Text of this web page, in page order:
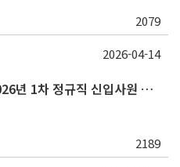
2079
[채용] 한국언론진흥재단_2026년 1차 정규직 신입사원 채용공고 안내
2189
2026-04-14